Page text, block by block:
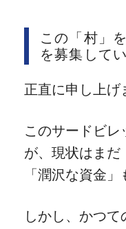
この「村」
を募集して
正直に申し上げ
このサードビレ
が、現状はまだ
「潤沢な資金」
しかし、かつ